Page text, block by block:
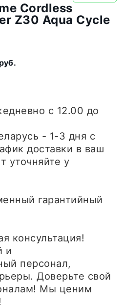
Cordless
Z30 Aqua Cycle
с 12.00 до
- 1-3 дня с
доставки в ваш
уточняйте у
гарантийный
консультация!
и
персонал,
Доверьте свой
Мы ценим